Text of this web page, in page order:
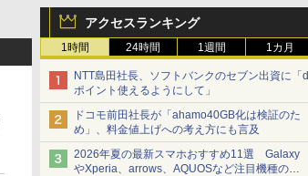
アクセスランキング
1時間 24時間 1週間 1カ月
NTT島田社長、ソフトバンクのセブン出資に「d
ポイント使えるようにして」
ドコモ前田社長が「ahamo40GB化は検証のた
め」、料金値上げへの考え方にも言及
2026年夏の最新スマホおすすめ11選 Galaxy
やXperia、arrows、AQUOSなど注目機種の特